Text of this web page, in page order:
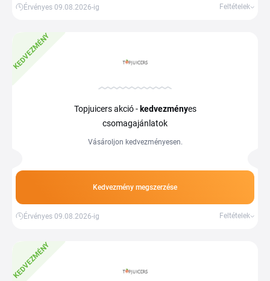
Érvényes 09.08.2026-ig Feltételek
KEDVEZMÉNY
Topjuicers akció - kedvezményes
csomagajánlatok
Vásároljon kedvezményesen.
Kedvezmény megszerzése
Érvényes 09.08.2026-ig Feltételek
KEDVEZMÉNY